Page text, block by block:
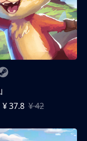
¥ 37.8 ¥ 42